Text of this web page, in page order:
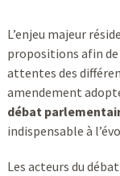
L’enjeu majeur
propositions afin
attentes des
amendement
débat
indispensable à
Les acteurs du